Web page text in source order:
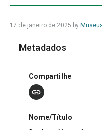
17 de janeiro de 2025 by
Metadados
Compartilhe
Nome/Título